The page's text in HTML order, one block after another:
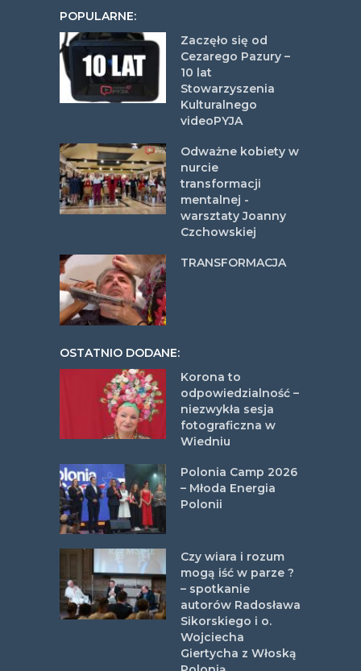
POPULARNE:
Zaczęło się od
Cezarego Pazury –
10 lat
Stowarzyszenia
Kulturalnego
videoPYJA
Odważne kobiety w
nurcie
transformacji
mentalnej -
warsztaty Joanny
Czchowskiej
TRANSFORMACJA
OSTATNIO DODANE:
Korona to
odpowiedzialność –
niezwykła sesja
fotograficzna w
Wiedniu
Polonia Camp 2026
– Młoda Energia
Polonii
Czy wiara i rozum
mogą iść w parze ?
– spotkanie
autorów Radosława
Sikorskiego i o.
Wojciecha
Giertycha z Włoską